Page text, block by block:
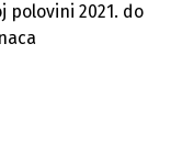
polovini 2021. do